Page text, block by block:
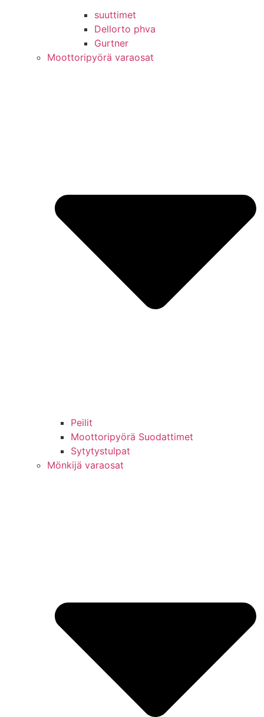
suuttimet
Dellorto phva
Gurtner
Moottoripyörä varaosat
Peilit
Moottoripyörä Suodattimet
Sytytystulpat
Mönkijä varaosat